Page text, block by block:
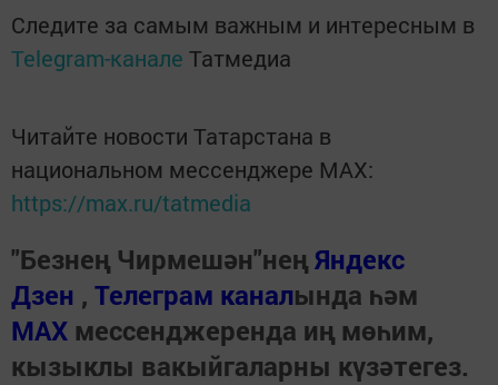
Следите за самым важным и интересным в
Telegram-канале Татмедиа
Читайте новости Татарстана в
национальном мессенджере MАХ:
https://max.ru/tatmedia
"Безнең Чирмешән"неңЯндекс
Дзен , Телеграм каналында һәм
МАХ мессенджеренда иң мөһим,
кызыклы вакыйгаларны күзәтегез.